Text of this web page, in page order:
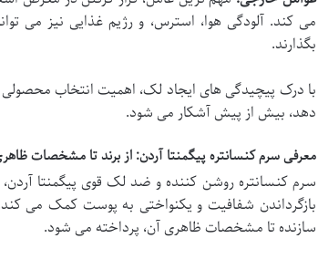
می کند. آلودگی هوا، استرس، و رژیم غذایی نیز می
بگذارند.
با درک پیچیدگی های ایجاد لک، اهمیت انتخاب محصولی
دهد، بیش از پیش آشکار می شود.
معرفی سرم کنسانتره پیگمنتا آردن: از برند تا مشخصات
سرم کنسانتره روشن کننده و ضد لک قوی پیگمنتا
بازگرداندن شفافیت و یکنواختی به پوست کمک می
سازنده تا مشخصات ظاهری آن، پرداخته می شود.